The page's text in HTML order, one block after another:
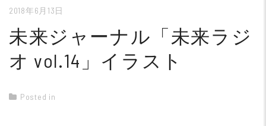
2018年6月13日
未来ジャーナル「未来ラジ
オ vol.14」イラスト
Posted in